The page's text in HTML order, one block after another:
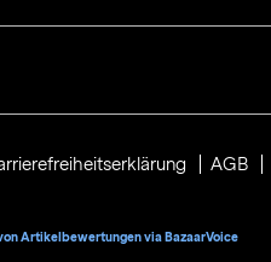
AGB
Artikelbewertungen via BazaarVoice